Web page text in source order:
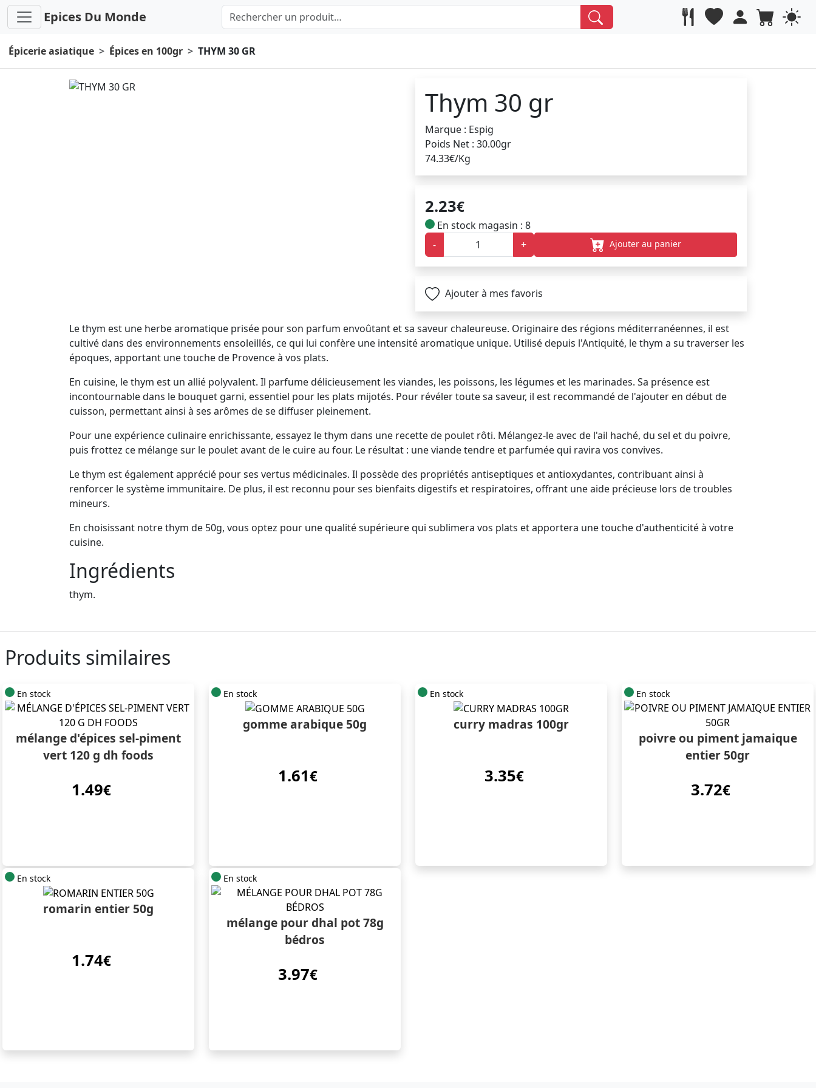
Epices Du Monde
Épicerie asiatique Épices en 100gr THYM 30 GR
Thym 30 gr
Marque : Espig
Poids Net : 30.00gr
74.33€/Kg
2.23€
En stock magasin : 8
-
+ Ajouter au panier
Ajouter à mes favoris
Le thym est une herbe aromatique prisée pour son parfum envoûtant et sa saveur chaleureuse. Originaire des régions méditerranéennes, il est
cultivé dans des environnements ensoleillés, ce qui lui confère une intensité aromatique unique. Utilisé depuis l'Antiquité, le thym a su traverser les
époques, apportant une touche de Provence à vos plats.
En cuisine, le thym est un allié polyvalent. Il parfume délicieusement les viandes, les poissons, les légumes et les marinades. Sa présence est
incontournable dans le bouquet garni, essentiel pour les plats mijotés. Pour révéler toute sa saveur, il est recommandé de l'ajouter en début de
cuisson, permettant ainsi à ses arômes de se diffuser pleinement.
Pour une expérience culinaire enrichissante, essayez le thym dans une recette de poulet rôti. Mélangez-le avec de l'ail haché, du sel et du poivre,
puis frottez ce mélange sur le poulet avant de le cuire au four. Le résultat : une viande tendre et parfumée qui ravira vos convives.
Le thym est également apprécié pour ses vertus médicinales. Il possède des propriétés antiseptiques et antioxydantes, contribuant ainsi à
renforcer le système immunitaire. De plus, il est reconnu pour ses bienfaits digestifs et respiratoires, offrant une aide précieuse lors de troubles
mineurs.
En choisissant notre thym de 50g, vous optez pour une qualité supérieure qui sublimera vos plats et apportera une touche d'authenticité à votre
cuisine.
Ingrédients
thym.
Produits similaires
En stock
mélange d'épices sel-piment
vert 120 g dh foods
1.49€
En stock
gomme arabique 50g
1.61€
En stock
curry madras 100gr
3.35€
En stock
poivre ou piment jamaique
entier 50gr
3.72€
En stock
romarin entier 50g
1.74€
En stock
mélange pour dhal pot 78g
bédros
3.97€